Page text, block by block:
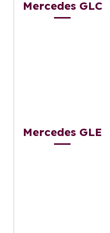
Mercedes GLC
Mercedes GLE